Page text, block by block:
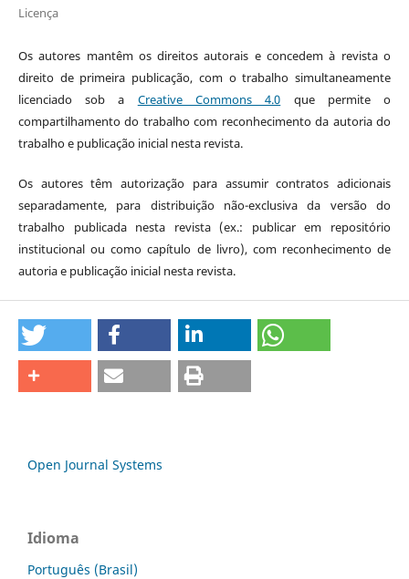
Licença
Os autores mantêm os direitos autorais e concedem à revista o
direito de primeira publicação, com o trabalho simultaneamente
licenciado sob a Creative Commons 4.0 que permite o
compartilhamento do trabalho com reconhecimento da autoria do
trabalho e publicação inicial nesta revista.
Os autores têm autorização para assumir contratos adicionais
separadamente, para distribuição não-exclusiva da versão do
trabalho publicada nesta revista (ex.: publicar em repositório
institucional ou como capítulo de livro), com reconhecimento de
autoria e publicação inicial nesta revista.
Open Journal Systems
Idioma
Português (Brasil)